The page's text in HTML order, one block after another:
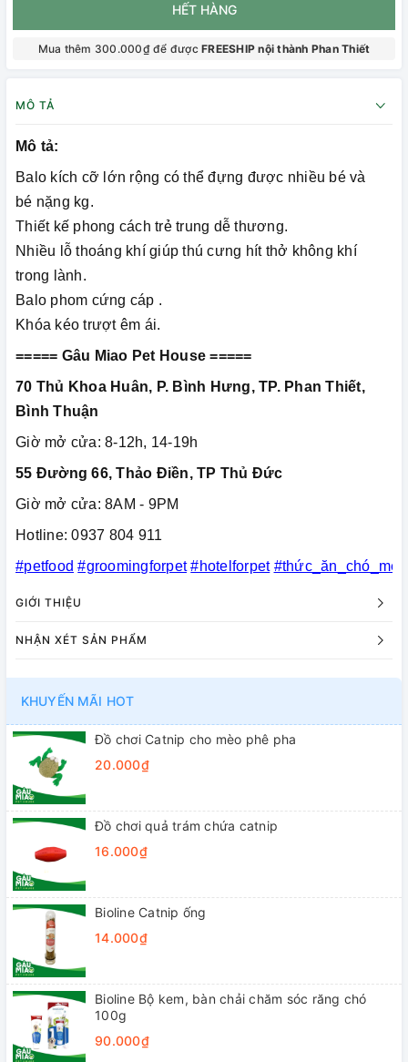
HẾT HÀNG
Mua thêm 300.000₫ để đượcFREESHIP nội thành Phan Thiết
MÔ TẢ
Mô tả:
Balo kích cỡ lớn rộng có thể đựng được nhiều bé và
bé nặng kg.
Thiết kế phong cách trẻ trung dễ thương.
Nhiều lỗ thoáng khí giúp thú cưng hít thở không khí
trong lành.
Balo phom cứng cáp .
Khóa kéo trượt êm ái.
===== Gâu Miao Pet House =====
70 Thủ Khoa Huân, P. Bình Hưng, TP. Phan Thiết,
Bình Thuận
Giờ mở cửa: 8-12h, 14-19h
55 Đường 66, Thảo Điền, TP Thủ Đức
Giờ mở cửa: 8AM - 9PM
Hotline: 0937 804 911
#petfood #groomingforpet #hotelforpet #thức_ăn_chó_mèo
GIỚI THIỆU
NHẬN XÉT SẢN PHẨM
KHUYẾN MÃI HOT
Đồ chơi Catnip cho mèo phê pha
20.000₫
Đồ chơi quả trám chứa catnip
16.000₫
Bioline Catnip ống
14.000₫
Bioline Bộ kem, bàn chải chăm sóc răng chó
100g
90.000₫